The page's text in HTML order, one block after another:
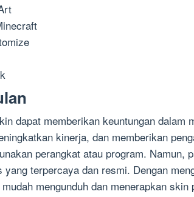
dapat memberikan keuntungan dalam
kinerja, dan memberikan
perangkat atau program. Namun,
terpercaya dan resmi. Dengan
mengunduh dan menerapkan skin